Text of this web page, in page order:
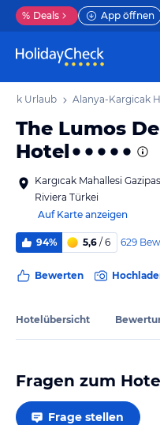
% Deals App öffnen
Urlaub Alanya-Kargicak
The Lumos
Hotel
Kargıcak Mahallesi
Riviera Türkei
Auf Karte anzeigen
94% 5,6 / 6 629
Bewerten
Hotelübersicht
Fragen zum
Frage stellen